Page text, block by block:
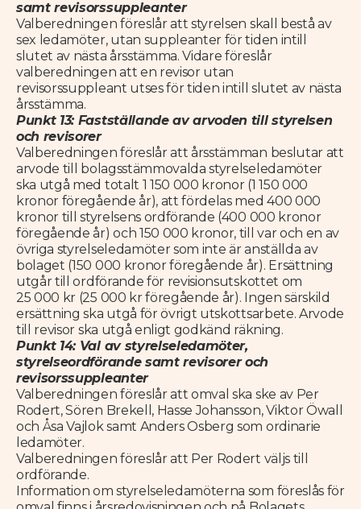
samt revisorssuppleanter
Valberedningen föreslåratt styrelsen skall bestå av
sex ledamöter, utan suppleanter för tiden intill
slutet av nästa årsstämma. Vidare föreslår
valberedningen att en revisor utan
revisorssuppleant utses för tiden intill slutet av nästa
årsstämma.
Punkt 13: Fastställande av arvoden till styrelsen
och revisorer
Valberedningen föreslår att årsstämman beslutar att
arvode till bolagsstämmovalda styrelseledamöter
ska utgå med totalt 1 150 000 kronor (1 150 000
kronor föregående år), att fördelas med 400 000
kronor till styrelsens ordförande (400 000 kronor
föregående år) och 150 000 kronor, till var och en av
övriga styrelseledamöter som inte är anställda av
bolaget (150 000 kronor föregående år). Ersättning
utgår till ordförande för revisionsutskottet om
25 000 kr (25 000 kr föregående år). Ingen särskild
ersättning ska utgå för övrigt utskottsarbete. Arvode
till revisor ska utgå enligt godkänd räkning.
Punkt 14: Val av styrelseledamöter,
styrelseordförande samt revisorer och
revisorssuppleanter
Valberedningen föreslår att omval ska ske av Per
Rodert, Sören Brekell, Hasse Johansson, Viktor Öwall
och Åsa Vajlok samt Anders Osberg som ordinarie
ledamöter.
Valberedningen föreslår att Per Rodert väljs till
ordförande.
Information om styrelseledamöterna som föreslås för